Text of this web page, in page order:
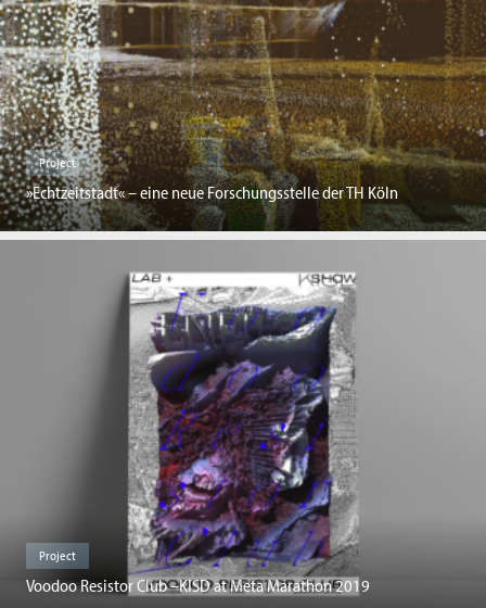
Project
»Echtzeitstadt« – eine neue Forschungsstelle der TH Köln
Project
Voodoo Resistor Club –KISD at Meta Marathon 2019